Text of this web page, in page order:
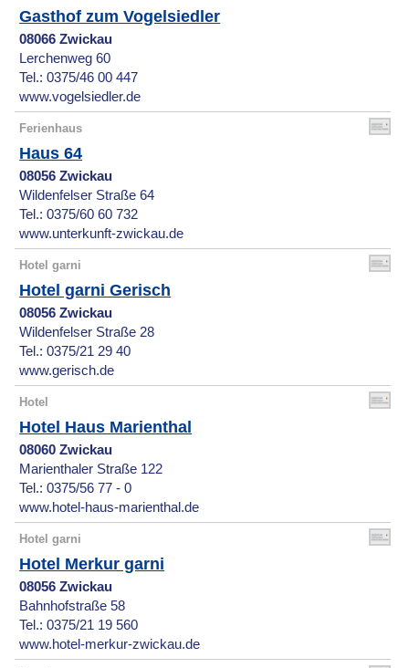
Gasthof zum Vogelsiedler
08066 Zwickau
Lerchenweg 60
Tel.: 0375/46 00 447
www.vogelsiedler.de
Ferienhaus
Haus 64
08056 Zwickau
Wildenfelser Straße 64
Tel.: 0375/60 60 732
www.unterkunft-zwickau.de
Hotel garni
Hotel garni Gerisch
08056 Zwickau
Wildenfelser Straße 28
Tel.: 0375/21 29 40
www.gerisch.de
Hotel
Hotel Haus Marienthal
08060 Zwickau
Marienthaler Straße 122
Tel.: 0375/56 77 - 0
www.hotel-haus-marienthal.de
Hotel garni
Hotel Merkur garni
08056 Zwickau
Bahnhofstraße 58
Tel.: 0375/21 19 560
www.hotel-merkur-zwickau.de